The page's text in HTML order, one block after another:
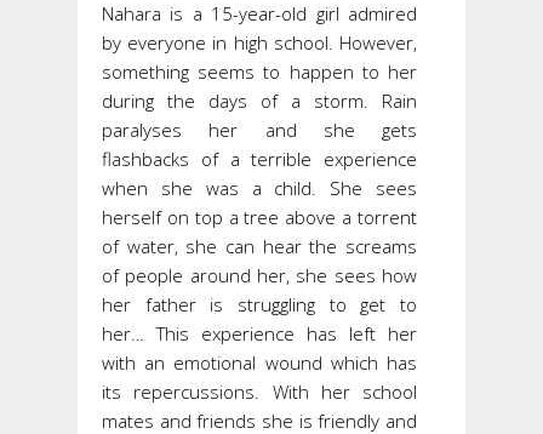
Nahara is a 15-year-old girl admired
by everyone in high school. However,
something seems to happen to her
during the days of a storm. Rain
paralyses her and she gets
flashbacks of a terrible experience
when she was a child. She sees
herself on top a tree above a torrent
of water, she can hear the screams
of people around her, she sees how
her father is struggling to get to
her… This experience has left her
with an emotional wound which has
its repercussions. With her school
mates and friends she is friendly and